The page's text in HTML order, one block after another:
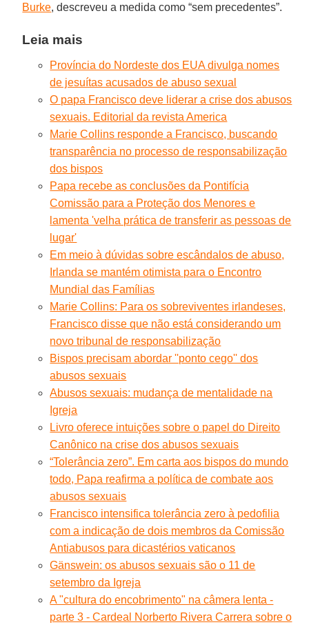
Burke, descreveu a medida como “sem precedentes”.
Leia mais
Província do Nordeste dos EUA divulga nomes
de jesuítas acusados de abuso sexual
O papa Francisco deve liderar a crise dos abusos
sexuais. Editorial da revista America
Marie Collins responde a Francisco, buscando
transparência no processo de responsabilização
dos bispos
Papa recebe as conclusões da Pontifícia
Comissão para a Proteção dos Menores e
lamenta 'velha prática de transferir as pessoas de
lugar'
Em meio à dúvidas sobre escândalos de abuso,
Irlanda se mantém otimista para o Encontro
Mundial das Famílias
Marie Collins: Para os sobreviventes irlandeses,
Francisco disse que não está considerando um
novo tribunal de responsabilização
Bispos precisam abordar ''ponto cego'' dos
abusos sexuais
Abusos sexuais: mudança de mentalidade na
Igreja
Livro oferece intuições sobre o papel do Direito
Canônico na crise dos abusos sexuais
“Tolerância zero”. Em carta aos bispos do mundo
todo, Papa reafirma a política de combate aos
abusos sexuais
Francisco intensifica tolerância zero à pedofilia
com a indicação de dois membros da Comissão
Antiabusos para dicastérios vaticanos
Gänswein: os abusos sexuais são o 11 de
setembro da Igreja
A "cultura do encobrimento" na câmera lenta -
parte 3 - Cardeal Norberto Rivera Carrera sobre o